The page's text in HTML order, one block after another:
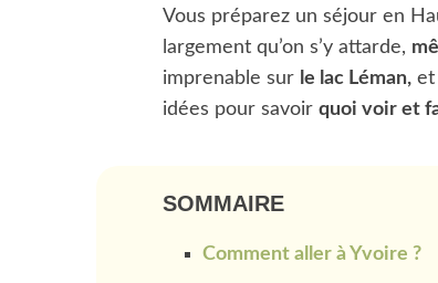
Vous préparez un séjour en
largement qu’on s’y attarde,
imprenable sur le lac Léman, et
idées pour savoir quoi voir et
SOMMAIRE
Comment aller à Yvoire ?